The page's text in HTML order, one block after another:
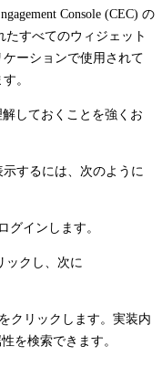
Console (CEC) の
すべてのウィジェット
ーションで使用されて
。
しておくことを強くお
するには、次のように
グインします。
ックし、次に
をクリックします。実装内
を検索できます。